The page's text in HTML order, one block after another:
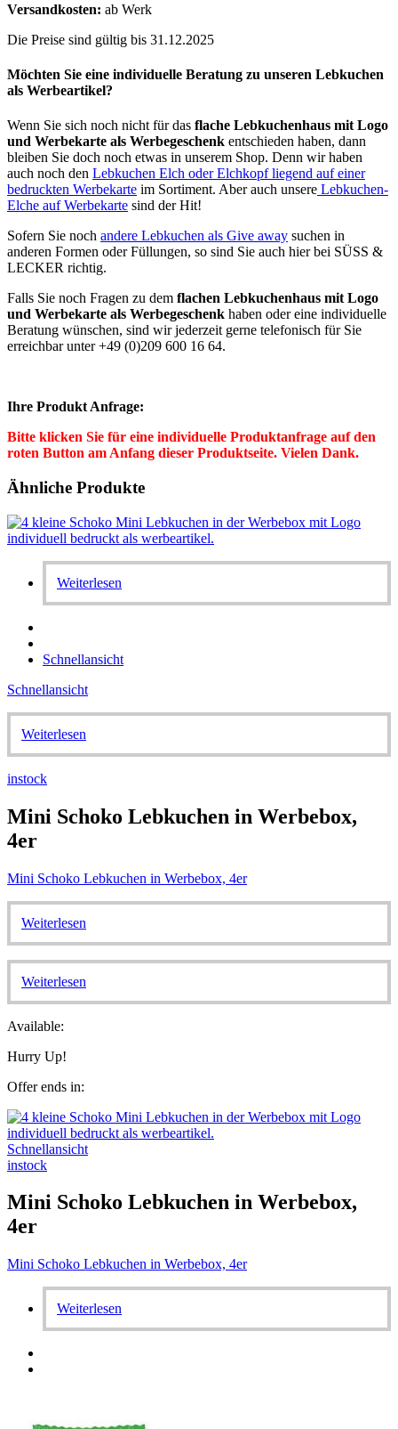
Versandkosten: ab Werk
Die Preise sind gültig bis 31.12.2025
Möchten Sie eine individuelle Beratung zu unseren Lebkuchen
als Werbeartikel?
Wenn Sie sich noch nicht für das flache Lebkuchenhaus mit Logo
und Werbekarte als Werbegeschenk entschieden haben, dann
bleiben Sie doch noch etwas in unserem Shop. Denn wir haben
auch noch den Lebkuchen Elch oder Elchkopf liegend auf einer
bedruckten Werbekarte im Sortiment. Aber auch unsere Lebkuchen-
Elche auf Werbekarte sind der Hit!
Sofern Sie noch andere Lebkuchen als Give away suchen in
anderen Formen oder Füllungen, so sind Sie auch hier bei SÜSS &
LECKER richtig.
Falls Sie noch Fragen zu dem flachen Lebkuchenhaus mit Logo
und Werbekarte als Werbegeschenk haben oder eine individuelle
Beratung wünschen, sind wir jederzeit gerne telefonisch für Sie
erreichbar unter +49 (0)209 600 16 64.
Ihre Produkt Anfrage:
Bitte klicken Sie für eine individuelle Produktanfrage auf den
roten Button am Anfang dieser Produktseite. Vielen Dank.
Ähnliche Produkte
Weiterlesen
Schnellansicht
Schnellansicht
Weiterlesen
instock
Mini Schoko Lebkuchen in Werbebox,
4er
Mini Schoko Lebkuchen in Werbebox, 4er
Weiterlesen
Weiterlesen
Available:
Hurry Up!
Offer ends in:
Schnellansicht
instock
Mini Schoko Lebkuchen in Werbebox,
4er
Mini Schoko Lebkuchen in Werbebox, 4er
Weiterlesen